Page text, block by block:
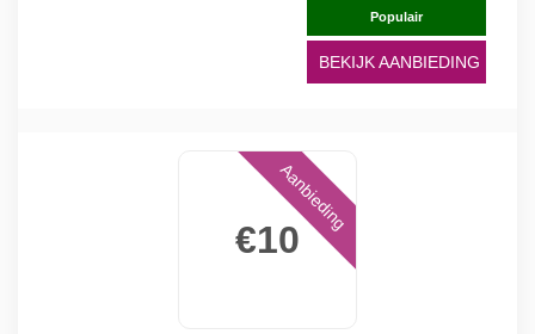
Populair
BEKIJK AANBIEDING
€10
Aanbieding